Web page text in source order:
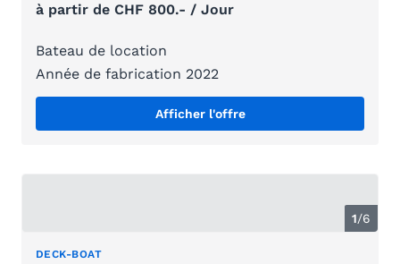
à partir de CHF 800.- / Jour
Bateau de location
Année de fabrication 2022
Afficher l'offre
1/6
DECK-BOAT